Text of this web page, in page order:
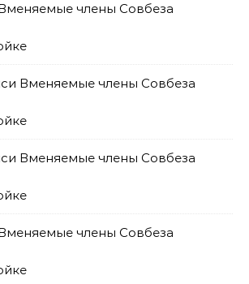
члены Совбеза
Вменяемые члены Совбеза
Вменяемые члены Совбеза
члены Совбеза